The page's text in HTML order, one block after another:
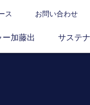
ス お問い合わせ
ー加藤出 サステ